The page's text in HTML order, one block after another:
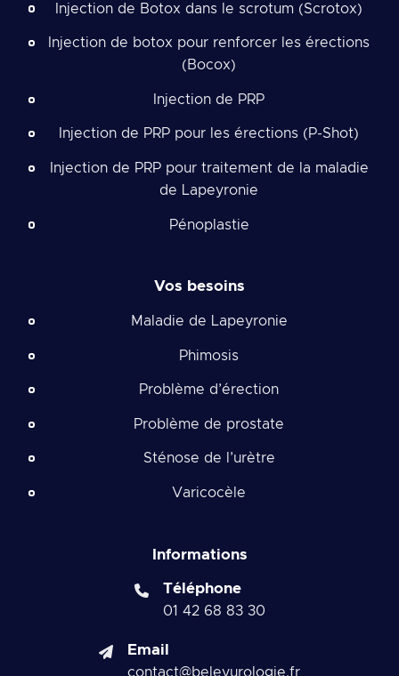
Injection de Botox dans le scrotum (Scrotox)
Injection de botox pour renforcer les érections
(Bocox)
Injection de PRP
Injection de PRP pour les érections (P-Shot)
Injection de PRP pour traitement de la maladie
de Lapeyronie
Pénoplastie
Vos besoins
Maladie de Lapeyronie
Phimosis
Problème d’érection
Problème de prostate
Sténose de l’urètre
Varicocèle
Informations
Téléphone
01 42 68 83 30
Email
contact@beleyurologie.fr